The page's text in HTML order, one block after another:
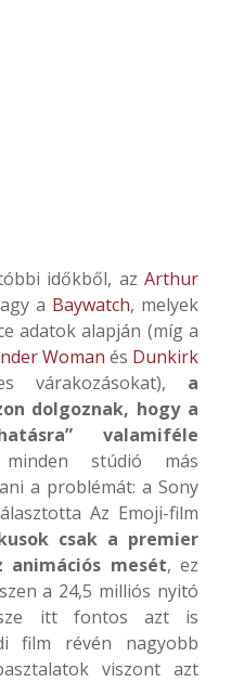
időkből, az Arthur
a Baywatch, melyek
adatok alapján (míg a
Woman és Dunkirk
várakozásokat), a
dolgoznak, hogy a
valamiféle
stúdió más
a problémát: a Sony
Az Emoji-film
csak a premier
mesét, ez
a 24,5 milliós nyitó
itt fontos azt is
film révén nagyobb
viszont azt